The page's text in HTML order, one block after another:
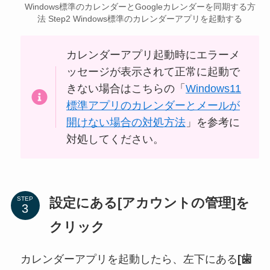
Windows標準のカレンダーとGoogleカレンダーを同期する方
法 Step2 Windows標準のカレンダーアプリを起動する
カレンダーアプリ起動時にエラーメ
ッセージが表示されて正常に起動で
きない場合はこちらの「Windows11
標準アプリのカレンダーとメールが
開けない場合の対処方法 」を参考に
対処してください。
STEP
設定にある[アカウントの管理]を
クリック
カレンダーアプリを起動したら、左下にある [歯